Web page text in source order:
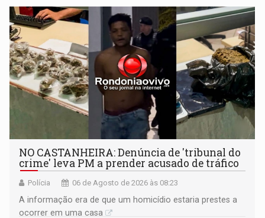
NO CASTANHEIRA: ​Denúncia de 'tribunal do
crime' leva PM a prender acusado de tráfico
Polícia 06 de Agosto de 2026 às 08:23
A informação era de que um homicídio estaria prestes a
ocorrer em uma casa